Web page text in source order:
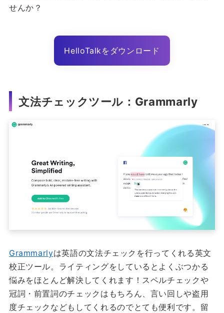
せんか？
HelloTalkをダウンロード
文法チェックツール：Grammarly
Grammarlyは英語の文法チェックを行ってくれる英文
校正ツール。ライティングをしているとよくぶつかる
悩みをほとんど解決してくれます！スペルチェックや
冠詞・前置詞のチェックはもちろん、言い回しや盗用
度チェックなどもしてくれるのでとても便利です。留